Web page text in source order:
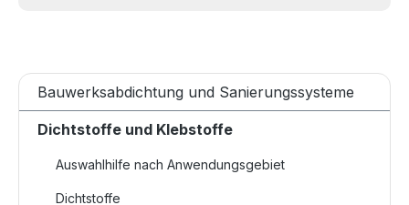
Bauwerksabdichtung und Sanierungssysteme
Dichtstoffe und Klebstoffe
Auswahlhilfe nach Anwendungsgebiet
Dichtstoffe